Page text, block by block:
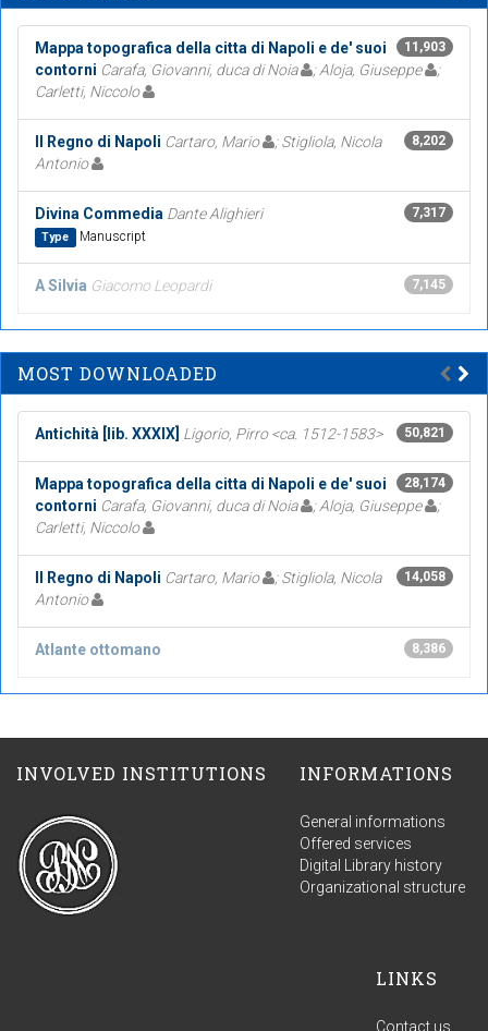
11,903
Mappa topografica della citta di Napoli e de' suoi
contorni Carafa, Giovanni, duca di Noia ; Aloja, Giuseppe
;
Carletti, Niccolo
8,202
Il Regno di Napoli Cartaro, Mario
; Stigliola, Nicola
Antonio
7,317
Divina Commedia Dante Alighieri
Type Manuscript
7,145
A Silvia Giacomo Leopardi
MOST DOWNLOADED
50,821
Antichità [lib. XXXIX] Ligorio, Pirro <ca. 1512-1583>
28,174
Mappa topografica della citta di Napoli e de' suoi
contorni Carafa, Giovanni, duca di Noia ; Aloja, Giuseppe
;
Carletti, Niccolo
14,058
Il Regno di Napoli Cartaro, Mario
; Stigliola, Nicola
Antonio
8,386
Atlante ottomano
INVOLVED INSTITUTIONS INFORMATIONS
General informations
Offered services
Digital Library history
Organizational structure
LINKS
Contact us